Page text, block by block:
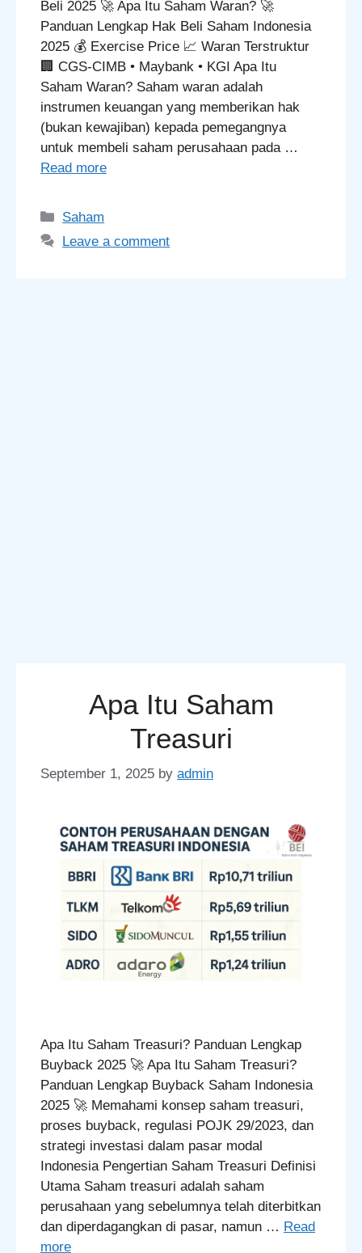
Beli 2025 🚀 Apa Itu Saham Waran? 🚀
Panduan Lengkap Hak Beli Saham Indonesia
2025 💰 Exercise Price 📈 Waran Terstruktur
🏢 CGS-CIMB • Maybank • KGI Apa Itu
Saham Waran? Saham waran adalah
instrumen keuangan yang memberikan hak
(bukan kewajiban) kepada pemegangnya
untuk membeli saham perusahaan pada …
Read more
Categories
Saham
Leave a comment
Apa Itu Saham
Treasuri
September 1, 2025 by admin
Apa Itu Saham Treasuri? Panduan Lengkap
Buyback 2025 🚀 Apa Itu Saham Treasuri?
Panduan Lengkap Buyback Saham Indonesia
2025 🚀 Memahami konsep saham treasuri,
proses buyback, regulasi POJK 29/2023, dan
strategi investasi dalam pasar modal
Indonesia Pengertian Saham Treasuri Definisi
Utama Saham treasuri adalah saham
perusahaan yang sebelumnya telah diterbitkan
dan diperdagangkan di pasar, namun … Read
more